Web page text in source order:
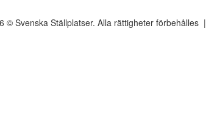
© Svenska Ställplatser. Alla rättigheter förbehålles |